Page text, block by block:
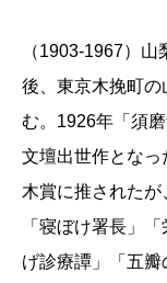
重なり、続々と
結果的に『山本
巻の大部になり
した。これは周
たるので、よう
できるようにな
ただ作品の探求
（1903-1967）
後、東京木挽町
む。1926年「須
文壇出世作とな
木賞に推されたが
「寝ぼけ署長」
げ診療譚」「五瓣